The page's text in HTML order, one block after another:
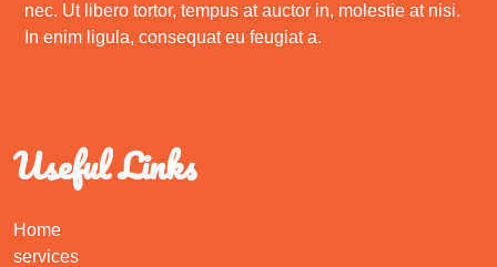
nec. Ut libero tortor, tempus at auctor in, molestie at nisi.
In enim ligula, consequat eu feugiat a.
Useful Links
Home
services